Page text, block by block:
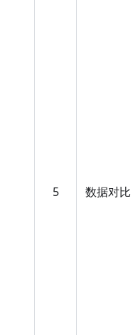
5 数据对比